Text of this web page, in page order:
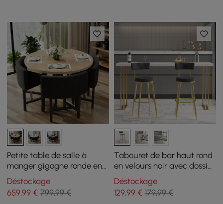
Petite table de salle à
manger gigogne ronde en
bois de 1000 mm pour 4
chaises rembourrées grises
Déstockage
659,99 € 799,99 €
Tabouret de bar haut rond
en velours noir avec dossier
et repose-pieds doré
Déstockage
129,99€ 179,99 €